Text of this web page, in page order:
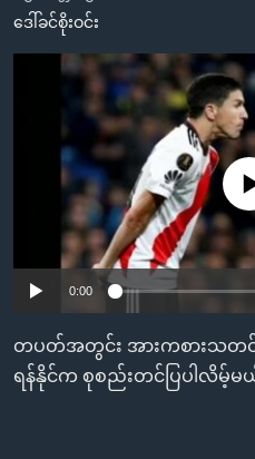
အကြောင်းအရာ
စာမျက်နှာ
ကြည့်
ရန်
တရုတ်
အစ္စရေး-ပါလက်စတိုင်း
ရပ်ဝန်းတခု လမ်းတခု အလွန်
အင်္ဂလိပ်စာလေ့လာမယ်
အမေရိကန်သုံးအီဒီယံ
မကြေးမုံရဲ့ အင်္ဂလိပ်စာ
ရုပ်ရှင်ထဲက အင်္ဂလိပ်စာ
သုတပဒေသာ အင်္ဂလိပ်စာ
အပတ်စဉ်ကဏ္ဍများ
တီဗွီ
ရေဒီယိုနှင့်ရုပ်သံ အချက်အလက်မ
ရေဒီယို/တီဗွီအစီအစဉ်
Learning English
ဗွီအိုအေ လူမှုကွန်ယက်များ
ဘာသာစကားများ
ဒေါ်ခင်စိုးဝင်း
No media
0:00
တပတ်အတွင်း အားကစားသတ
ရန်နိုင်က စုစည်းတင်ပြပါလိမ့်မ